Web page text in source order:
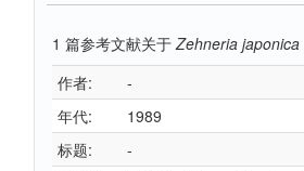
1 篇参考文献关于 Zehneria japonica
作者:
-
年代:
1989
标题:
-